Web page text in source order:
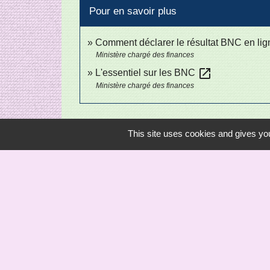
Pour en savoir plus
Comment déclarer le résultat BNC en
Ministère chargé des finances
L'essentiel sur les BNC open_in_new
Ministère chargé des finances
This site uses cookies and gives